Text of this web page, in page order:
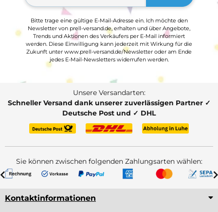
Bitte trage eine gültige E-Mail-Adresse ein. Ich möchte den
Newsletter von prell-versand.de, erhalten und über Angebote,
Trends und Aktionen des Verkäufers per E-Mail informiert
werden. Diese Einwilligung kann jederzeit mit Wirkung für die
Zukunft unter www.prell-versand.de/Newsletter oder am Ende
jedes E-Mail-Newsletters widerrufen werden.
Unsere Versandarten:
Schneller Versand dank unserer zuverlässigen Partner ✓
Deutsche Post und ✓ DHL
Sie können zwischen folgenden Zahlungsarten wählen:
Kontaktinformationen